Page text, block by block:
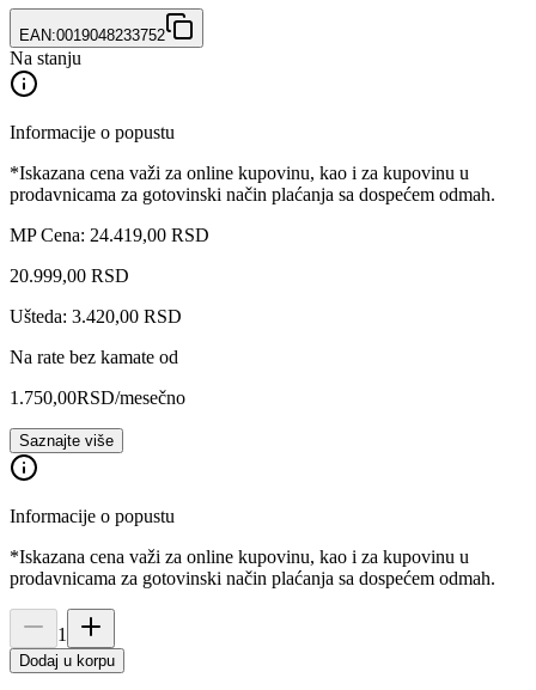
EAN:0019048233752
Na stanju
Informacije o popustu
*Iskazana cena važi za online kupovinu, kao i za kupovinu u
prodavnicama za gotovinski način plaćanja sa dospećem odmah.
MP Cena: 24.419,00 RSD
20.999,00 RSD
Ušteda: 3.420,00 RSD
Na rate bez kamate od
1.750,00RSD/mesečno
Saznajte više
Informacije o popustu
*Iskazana cena važi za online kupovinu, kao i za kupovinu u
prodavnicama za gotovinski način plaćanja sa dospećem odmah.
1
Dodaj u korpu